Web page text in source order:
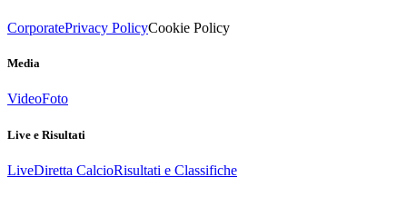
CorporatePrivacy PolicyCookie Policy
Media
VideoFoto
Live e Risultati
LiveDiretta CalcioRisultati e Classifiche